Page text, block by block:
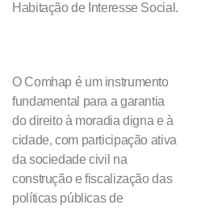
Habitação de Interesse Social.
O Comhap é um instrumento
fundamental para a garantia
do direito à moradia digna e à
cidade, com participação ativa
da sociedade civil na
construção e fiscalização das
políticas públicas de